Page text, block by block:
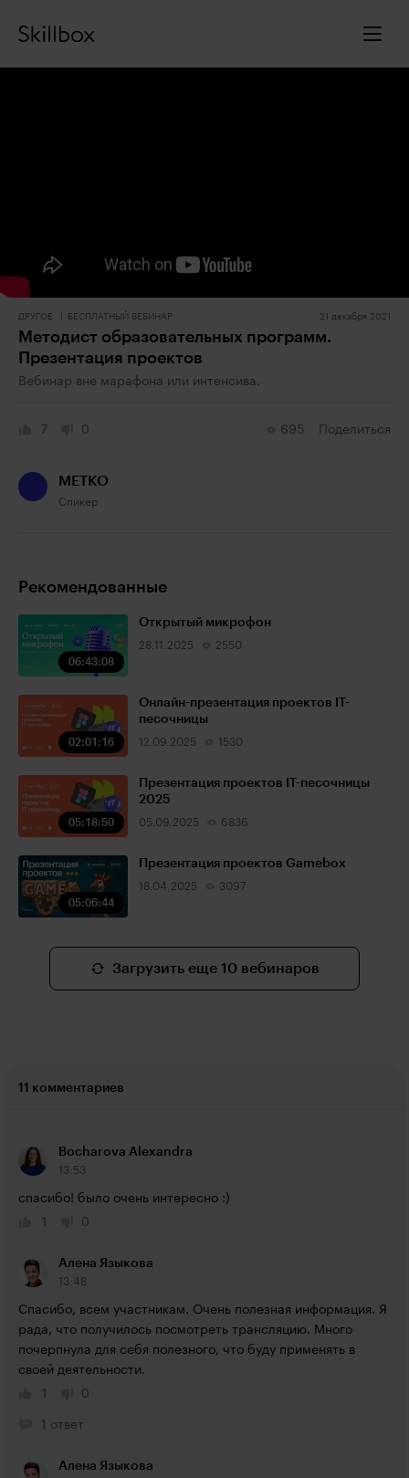
ДРУГОЕ БЕСПЛАТНЫЙ ВЕБИНАР 21 декабря 2021
Методист образовательных программ.
Презентация проектов
Вебинар вне марафона или интенсива.
7 0 695 Поделиться
МЕТКО
Спикер
Рекомендованные
06:43:08
Открытый микрофон
28.11.2025 2550
02:01:16
Онлайн-презентация проектов IT-
песочницы
12.09.2025 1530
05:18:50
Презентация проектов IT-песочницы
2025
05.09.2025 6836
05:06:44
Презентация проектов Gamebox
18.04.2025 3097
Загрузить еще 10 вебинаров
11 комментариев
Bocharova Alexandra
13:53
спасибо! было очень интересно :)
1
0
Алена Языкова
13:48
Спасибо, всем участникам. Очень полезная информация. Я
рада, что получилось посмотреть трансляцию. Много
почерпнула для себя полезного, что буду применять в
своей деятельности.
1
0
1 ответ
Алена Языкова